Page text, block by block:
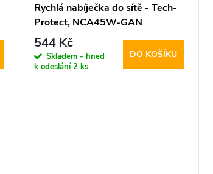
Rychlá nabíječka do sítě - Tech-
Protect, NCA45W-GAN
PD45W/QC3.0 + Lightning
kabel
544 Kč
Skladem - hned
k odeslání2 ks
DO KOŠÍKU